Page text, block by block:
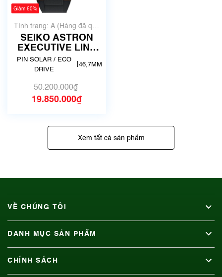
Giảm 60%
Tình trạng: A (Hàng đã qua
sử dụng nhưng rất đẹp,
không có xước)
SEIKO ASTRON
EXECUTIVE LINE
GPS SOLAR
BLACK DIAL
0BB0) | Siêu lướt
như mới
PIN SOLAR / ECO
DRIVE
46,7MM
50.200.000₫
19.850.000₫
Xem tất cả sản phẩm
VỀ CHÚNG TÔI
DANH MỤC SẢN PHẨM
CHÍNH SÁCH